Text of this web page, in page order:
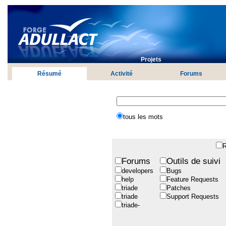
Projets
Résumé Activité Forums
tous les mots
Forums
developers
help
triade
triade
triade-
Outils de suivi
Bugs
Feature Requests
Patches
Support Requests